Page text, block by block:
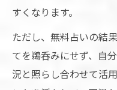
すくなります。
ただし、無料占いの結
てを鵜呑みにせず、自
況と照らし合わせて活